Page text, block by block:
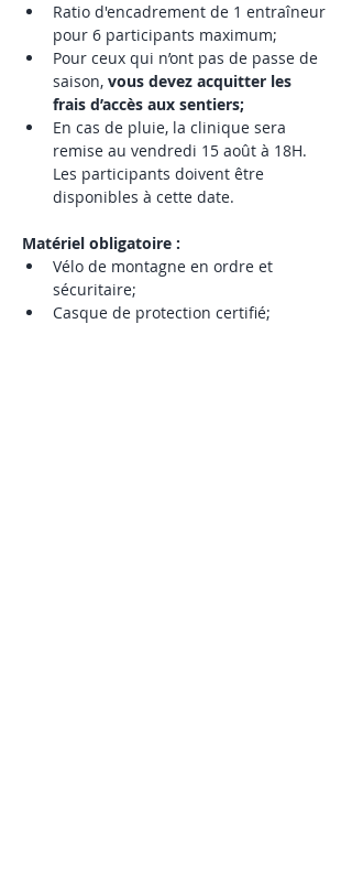
Ratio d'encadrement de 1 entraîneur
pour 6 participants maximum;
Pour ceux qui n’ont pas de passe de
saison, vous devez acquitter les
frais d’accès aux sentiers;
En cas de pluie, la clinique sera
remise au vendredi 15 août à 18H.
Les participants doivent être
disponibles à cette date.
Matériel obligatoire :
Vélo de montagne en ordre et
sécuritaire;
Casque de protection certifié;